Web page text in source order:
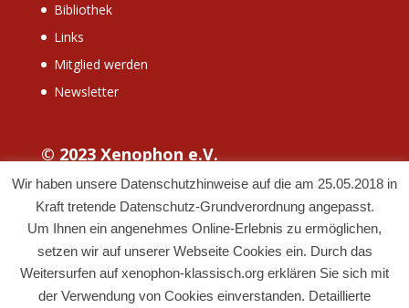
Bibliothek
Links
Mitglied werden
Newsletter
© 2023 Xenophon e.V.
Wir haben unsere Datenschutzhinweise auf die am 25.05.2018 in
Kraft tretende Datenschutz-Grundverordnung angepasst.
Um Ihnen ein angenehmes Online-Erlebnis zu ermöglichen,
setzen wir auf unserer Webseite Cookies ein. Durch das
Weitersurfen auf xenophon-klassisch.org erklären Sie sich mit
der Verwendung von Cookies einverstanden. Detaillierte